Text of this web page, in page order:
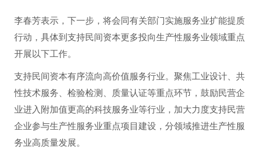
李春芳表示，下一步，将会同有关部门实施服务业扩能提质
行动，具体到支持民间资本更多投向生产性服务业领域重点
开展以下工作。
支持民间资本有序流向高价值服务行业。聚焦工业设计、共
性技术服务、检验检测、质量认证等重点环节，鼓励民营企
业进入附加值更高的科技服务业等行业，加大力度支持民营
企业参与生产性服务业重点项目建设，分领域推进生产性服
务业高质量发展。